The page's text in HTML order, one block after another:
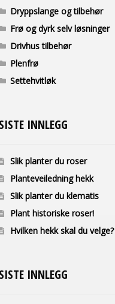
Dryppslange og tilbehør
Frø og dyrk selv løsninger
Drivhus tilbehør
Plenfrø
Settehvitløk
SISTE INNLEGG
Slik planter du roser
Planteveiledning hekk
Slik planter du klematis
Plant historiske roser!
Hvilken hekk skal du velge?
SISTE INNLEGG